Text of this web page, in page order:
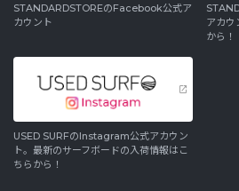
STANDARDSTOREのFacebook公式ア
カウント
アカウ
から！
USED SURFのInstagram公式アカウン
ト。最新のサーフボードの入荷情報はこ
ちらから！